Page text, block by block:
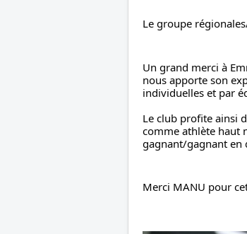
Le groupe
Un grand merci à
nous apporte son
individuelles et par
Le club profite ainsi
comme athlète haut
gagnant/gagnant en
Merci MANU pour